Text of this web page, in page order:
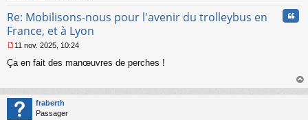
o
u
Re: Mobilisons-nous pour l'avenir du trolleybus en
France, et à Lyon
e
a
g
e
11 nov. 2025, 10:24
Ça en fait des manœuvres de perches !
au
fraberth
Passager